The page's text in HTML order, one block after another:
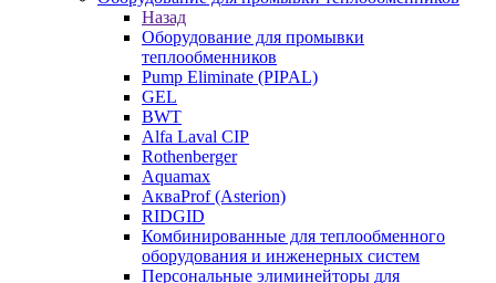
Назад
Оборудование для промывки
теплообменников
Pump Eliminate (PIPAL)
GEL
BWT
Alfa Laval CIP
Rothenberger
Aquamax
АкваProf (Asterion)
RIDGID
Комбинированные для теплообменного
оборудования и инженерных систем
Персональные элиминейторы для